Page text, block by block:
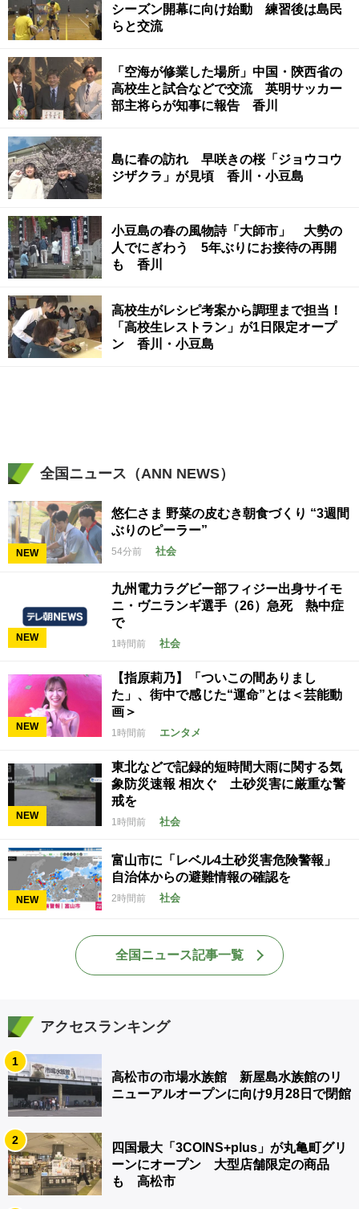
シーズン開幕に向け始動 練習後は島民
らと交流
「空海が修業した場所」中国・陝西省の
高校生と試合などで交流 英明サッカー
部主将らが知事に報告 香川
島に春の訪れ 早咲きの桜「ジョウコウ
ジザクラ」が見頃 香川・小豆島
小豆島の春の風物詩「大師市」 大勢の
人でにぎわう 5年ぶりにお接待の再開
も 香川
高校生がレシピ考案から調理まで担当！
「高校生レストラン」が1日限定オープ
ン 香川・小豆島
全国ニュース（ANN NEWS）
NEW
悠仁さま 野菜の皮むき朝食づくり “3週間
ぶりのピーラー”
54分前 社会
NEW
九州電力ラグビー部フィジー出身サイモ
ニ・ヴニランギ選手（26）急死 熱中症
で
1時間前 社会
NEW
【指原莉乃】「ついこの間ありまし
た」、街中で感じた“運命”とは＜芸能動
画＞
1時間前 エンタメ
NEW
東北などで記録的短時間大雨に関する気
象防災速報 相次ぐ 土砂災害に厳重な警
戒を
1時間前 社会
NEW
富山市に「レベル4土砂災害危険警報」
自治体からの避難情報の確認を
2時間前 社会
全国ニュース記事一覧
アクセスランキング
1
高松市の市場水族館 新屋島水族館のリ
ニューアルオープンに向け9月28日で閉館
2
四国最大「3COINS+plus」が丸亀町グリ
ーンにオープン 大型店舗限定の商品
も 高松市